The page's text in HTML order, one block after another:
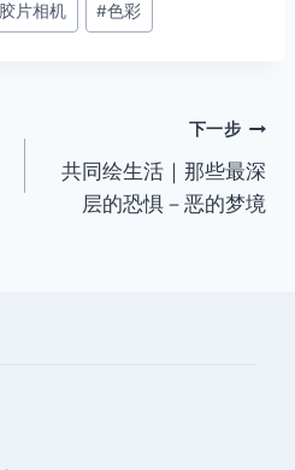
胶片相机 #色彩
下一步
共同绘生活｜那些最深
层的恐惧－恶的梦境